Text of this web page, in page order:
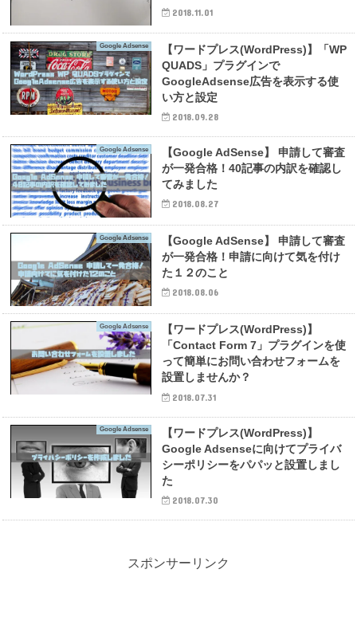
2018.11.01
Google Adsense
【ワードプレス(WordPress)】「WP
QUADS」プラグインで
GoogleAdsense広告を表示する使
い方と設定
2018.09.28
Google Adsense
【Google AdSense】 申請して審査
が一発合格！40記事の内訳を確認し
てみました
2018.08.27
Google Adsense
【Google AdSense】 申請して審査
が一発合格！申請に向けて気を付け
た１２のこと
2018.08.06
Google Adsense
【ワードプレス(WordPress)】
「Contact Form 7」プラグインを使
って簡単にお問い合わせフォームを
設置しませんか？
2018.07.31
Google Adsense
【ワードプレス(WordPress)】
Google Adsenseに向けてプライバ
シーポリシーをパパッと設置しまし
た
2018.07.30
スポンサーリンク